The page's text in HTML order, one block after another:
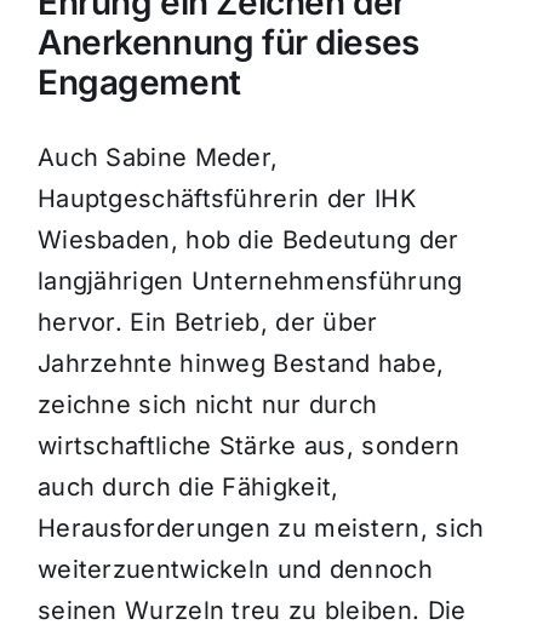
Anerkennung für dieses
Engagement
Auch Sabine Meder,
Hauptgeschäftsführerin der IHK
Wiesbaden, hob die Bedeutung der
langjährigen Unternehmensführung
hervor. Ein Betrieb, der über
Jahrzehnte hinweg Bestand habe,
zeichne sich nicht nur durch
wirtschaftliche Stärke aus, sondern
auch durch die Fähigkeit,
Herausforderungen zu meistern, sich
weiterzuentwickeln und dennoch
seinen Wurzeln treu zu bleiben. Die